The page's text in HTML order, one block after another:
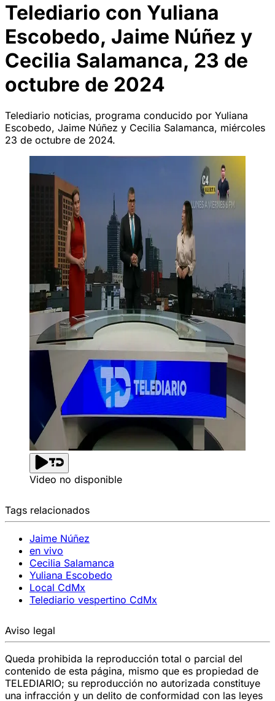
Telediario con Yuliana
Escobedo, Jaime Núñez y
Cecilia Salamanca, 23 de
octubre de 2024
Telediario noticias, programa conducido por Yuliana
Escobedo, Jaime Núñez y Cecilia Salamanca, miércoles
23 de octubre de 2024.
Video no disponible
Tags relacionados
Jaime Núñez
en vivo
Cecilia Salamanca
Yuliana Escobedo
Local CdMx
Telediario vespertino CdMx
Aviso legal
Queda prohibida la reproducción total o parcial del
contenido de esta página, mismo que es propiedad de
TELEDIARIO; su reproducción no autorizada constituye
una infracción y un delito de conformidad con las leyes